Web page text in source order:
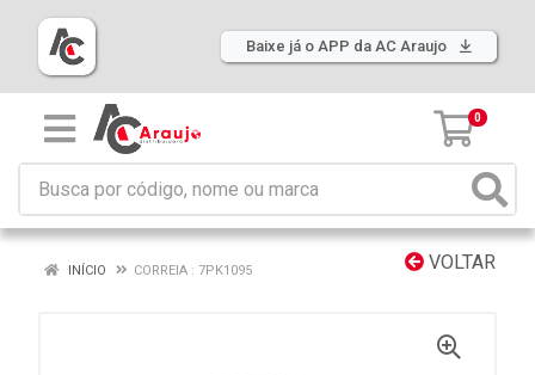
Baixe já o APP da AC Araujo
0
VOLTAR
INÍCIO CORREIA : 7PK1095